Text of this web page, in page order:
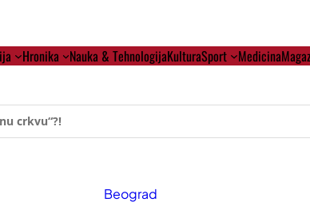
Hronika Nauka & TehnologijaKulturaSport Medicina
Vučića
Beograd